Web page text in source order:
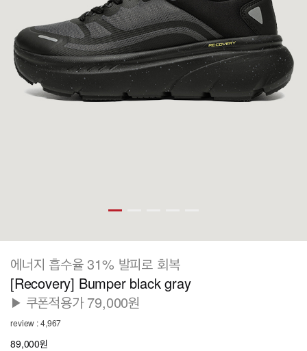
에너지 흡수율 31% 발피로 회복
[Recovery] Bumper black gray
▶ 쿠폰적용가 79,000원
review : 4,967
89,000원